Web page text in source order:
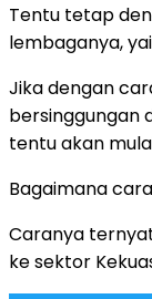
Tentu tetap
lembaganya,
Jika dengan
bersinggungan
tentu akan
Bagaimana
Caranya
ke sektor